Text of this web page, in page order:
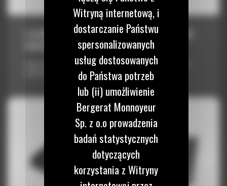
1,9 M3 (2,5 JARDA SZEŚCIENNEGO), ZŁĄCZE
OSPRZĘTU ISO
Długa łyżka z płaskim dnem może nabierać materiał, wyrównywać
nawierzchnię lub zasypywać.
Witryną internetową, i
dostarczanie Państwu
spersonalizowanych
usług dostosowanych
do Państwa potrzeb
lub (ii) umożliwienie
Bergerat Monnoyeur
Sp. z o.o prowadzenia
badań statystycznych
dotyczących
korzystania z Witryny